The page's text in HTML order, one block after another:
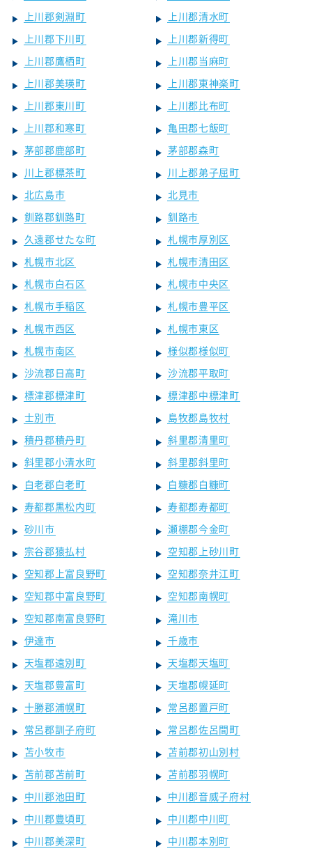
上川郡剣淵町
上川郡清水町
上川郡下川町
上川郡新得町
上川郡鷹栖町
上川郡当麻町
上川郡美瑛町
上川郡東神楽町
上川郡東川町
上川郡比布町
上川郡和寒町
亀田郡七飯町
茅部郡鹿部町
茅部郡森町
川上郡標茶町
川上郡弟子屈町
北広島市
北見市
釧路郡釧路町
釧路市
久遠郡せたな町
札幌市厚別区
札幌市北区
札幌市清田区
札幌市白石区
札幌市中央区
札幌市手稲区
札幌市豊平区
札幌市西区
札幌市東区
札幌市南区
様似郡様似町
沙流郡日高町
沙流郡平取町
標津郡標津町
標津郡中標津町
士別市
島牧郡島牧村
積丹郡積丹町
斜里郡清里町
斜里郡小清水町
斜里郡斜里町
白老郡白老町
白糠郡白糠町
寿都郡黒松内町
寿都郡寿都町
砂川市
瀬棚郡今金町
宗谷郡猿払村
空知郡上砂川町
空知郡上富良野町
空知郡奈井江町
空知郡中富良野町
空知郡南幌町
空知郡南富良野町
滝川市
伊達市
千歳市
天塩郡遠別町
天塩郡天塩町
天塩郡豊富町
天塩郡幌延町
十勝郡浦幌町
常呂郡置戸町
常呂郡訓子府町
常呂郡佐呂間町
苫小牧市
苫前郡初山別村
苫前郡苫前町
苫前郡羽幌町
中川郡池田町
中川郡音威子府村
中川郡豊頃町
中川郡中川町
中川郡美深町
中川郡本別町